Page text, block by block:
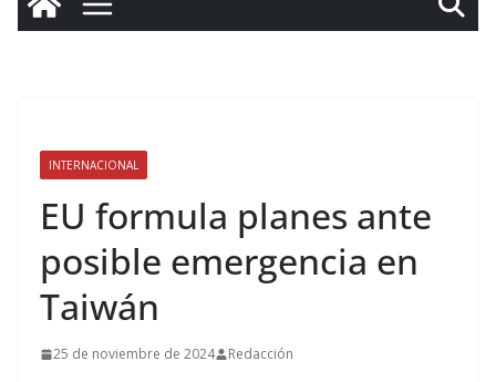
INTERNACIONAL
EU formula planes ante
posible emergencia en
Taiwán
25 de noviembre de 2024 Redacción